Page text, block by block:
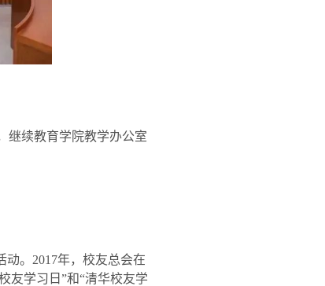
继续教育学院教学办公室
。 2017年，校友总会在
友学习日 ”和“清华校友学